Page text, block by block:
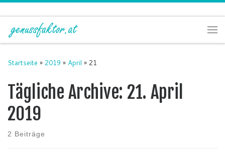
Zum Inhalt springen
Startseite » 2019 » April » 21
Tägliche Archive: 21. April
2019
2 Beiträge